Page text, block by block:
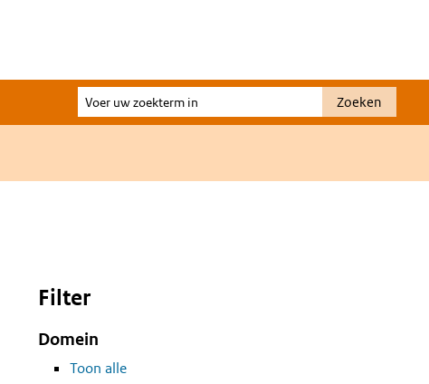
Voer
uw
Zoeken
Filter
Domein
Toon alle